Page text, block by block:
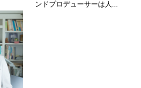
ンドプロデューサーは人...